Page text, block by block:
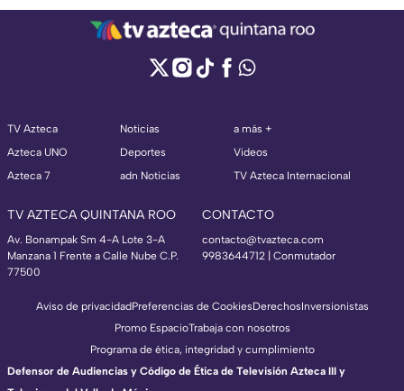
TV Azteca
Azteca UNO
Azteca 7
Noticias
Deportes
adn Noticias
a más +
Videos
TV Azteca Internacional
TV AZTECA QUINTANA ROO
Av. Bonampak Sm 4-A Lote 3-A
Manzana 1 Frente a Calle Nube C.P.
77500
CONTACTO
contacto@tvazteca.com
9983644712 | Conmutador
Aviso de privacidadPreferencias de CookiesDerechosInversionistas
Promo EspacioTrabaja con nosotros
Programa de ética, integridad y cumplimiento
Defensor de Audiencias y Código de Ética de Televisión Azteca III y